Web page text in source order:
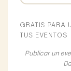
GRATIS PARA
TUS EVENTOS
Publicar un